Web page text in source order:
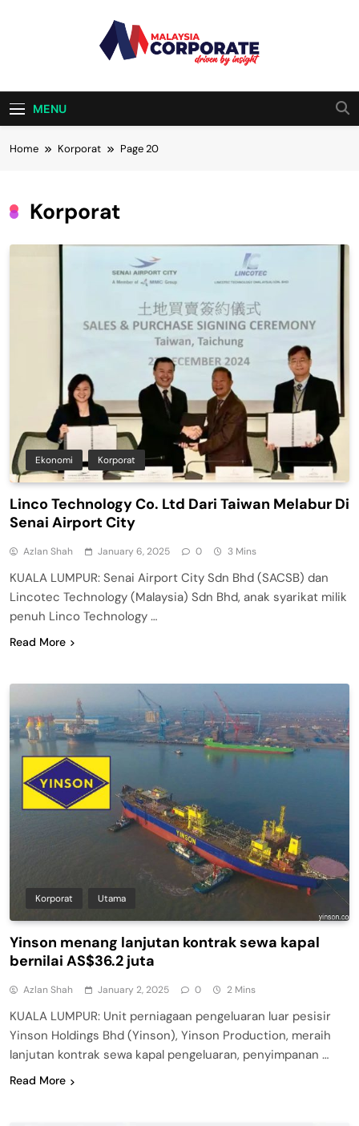
Malaysia
Corporate
MENU
Home Korporat Page 20
Korporat
Ekonomi Korporat
Linco Technology Co. Ltd Dari Taiwan Melabur Di
Senai Airport City
Azlan Shah January 6, 2025 0 3 Mins
KUALA LUMPUR: Senai Airport City Sdn Bhd (SACSB) dan
Lincotec Technology (Malaysia) Sdn Bhd, anak syarikat milik
penuh Linco Technology …
Read More
Korporat Utama
Yinson menang lanjutan kontrak sewa kapal
bernilai AS$36.2 juta
Azlan Shah January 2, 2025 0 2 Mins
KUALA LUMPUR: Unit perniagaan pengeluaran luar pesisir
Yinson Holdings Bhd (Yinson), Yinson Production, meraih
lanjutan kontrak sewa kapal pengeluaran, penyimpanan …
Read More